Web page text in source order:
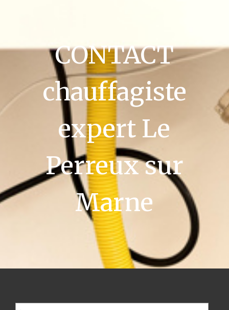
CONTACT
chauffagiste
expert Le
Perreux sur
Marne